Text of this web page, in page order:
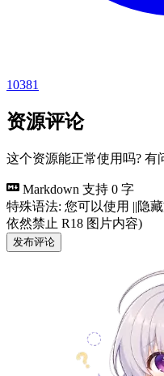
10381
资源评论
这个资源能正常使用吗? 有
Markdown 支持 0 字
特殊语法: 您可以使用 ||隐
依然禁止 R18 图片内容)
发布评论